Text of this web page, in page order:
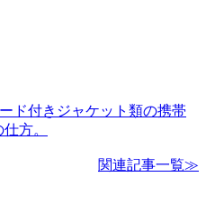
ド付きジャケット類の携帯
方。
関連記事一覧≫